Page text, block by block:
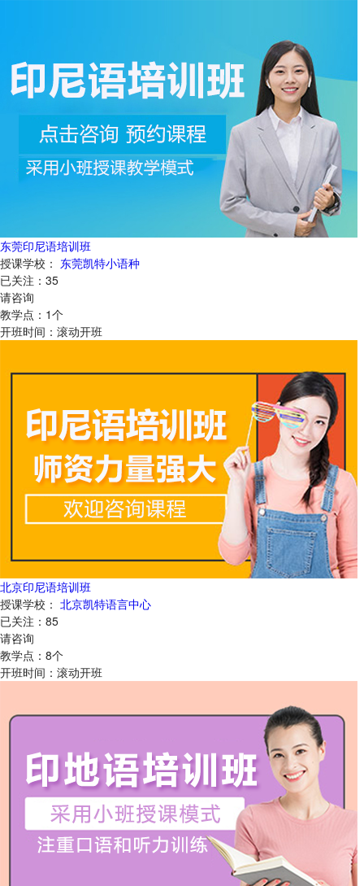
东莞印尼语培训班
授课学校： 东莞凯特小语种
已关注： 35
请咨询
教学点： 1个
开班时间： 滚动开班
北京印尼语培训班
授课学校： 北京凯特语言中心
已关注： 85
请咨询
教学点： 8个
开班时间： 滚动开班